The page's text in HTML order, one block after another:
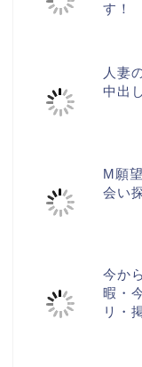
す！
人妻
中出
M願
会い
今か
暇・
リ・